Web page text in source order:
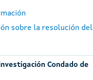
sobre la resolución del
Condado de